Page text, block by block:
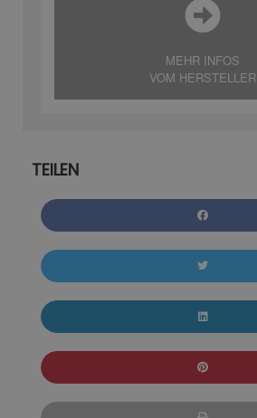
MEHR INFOS
VOM HERSTELLER
TEILEN